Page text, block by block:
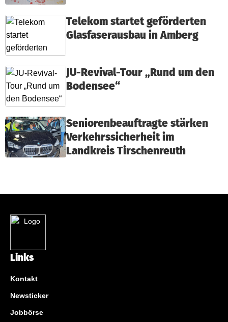
Telekom startet geförderten
Glasfaserausbau in Amberg
JU-Revival-Tour „Rund um den
Bodensee“
Seniorenbeauftragte stärken
Verkehrssicherheit im
Landkreis Tirschenreuth
Links
Kontakt
Newsticker
Jobbörse